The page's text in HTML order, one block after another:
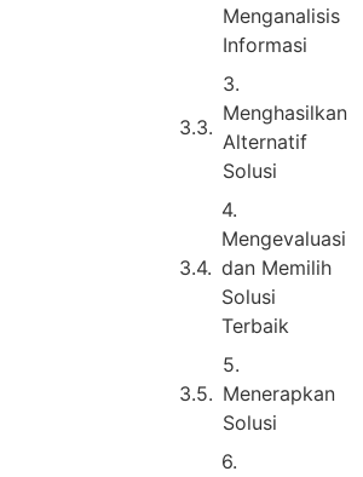
Menganalisis
Informasi
3.
Menghasilkan
Alternatif
Solusi
4.
Mengevaluasi
dan Memilih
Solusi
Terbaik
5.
Menerapkan
Solusi
6.